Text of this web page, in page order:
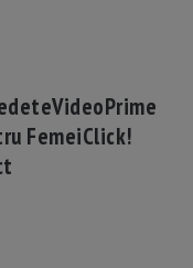
VideoPrime
FemeiClick!